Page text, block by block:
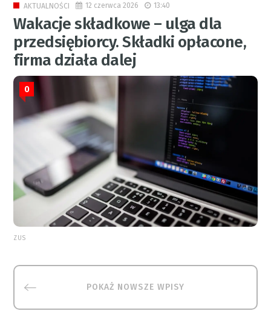
AKTUALNOŚCI 12 czerwca 2026 13:40
Wakacje składkowe – ulga dla
przedsiębiorcy. Składki opłacone,
firma działa dalej
0
ZUS
POKAŻ NOWSZE WPISY